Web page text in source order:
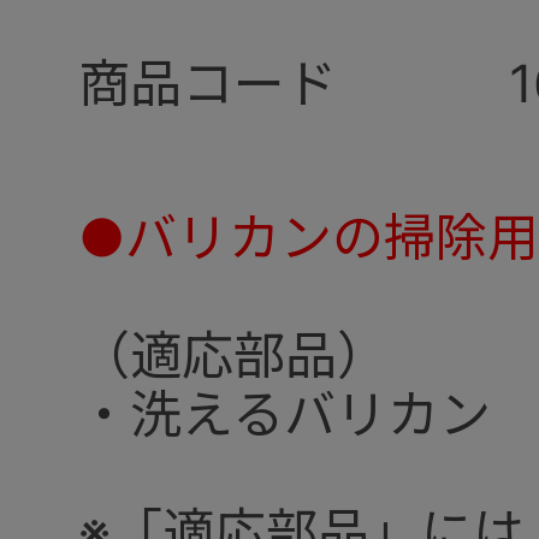
商品コード
●バリカンの掃除
（適応部品）
・洗えるバリカン